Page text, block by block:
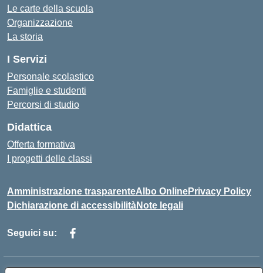
Le carte della scuola
Organizzazione
La storia
I Servizi
Personale scolastico
Famiglie e studenti
Percorsi di studio
Didattica
Offerta formativa
I progetti delle classi
Amministrazione trasparenteAlbo OnlinePrivacy Policy
Dichiarazione di accessibilitàNote legali
Seguici su: